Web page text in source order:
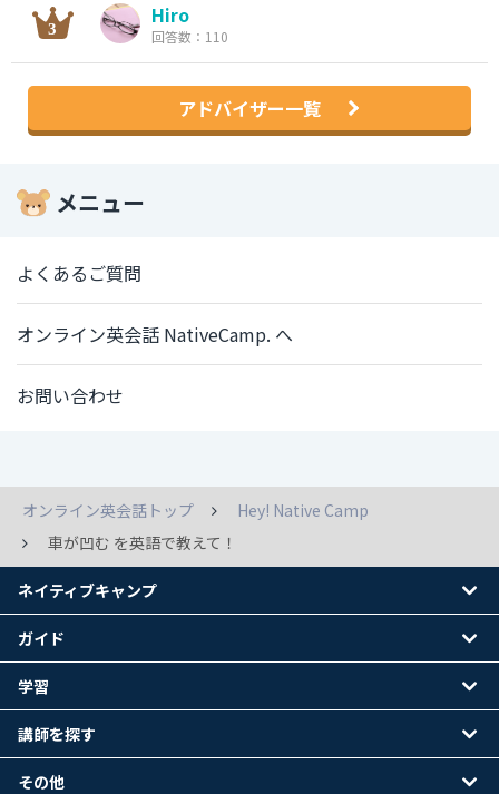
Hiro
回答数：110
アドバイザー一覧
メニュー
よくあるご質問
オンライン英会話 NativeCamp. へ
お問い合わせ
オンライン英会話トップ
Hey! Native Camp
車が凹む を英語で教えて！
ネイティブキャンプ
ガイド
学習
講師を探す
その他